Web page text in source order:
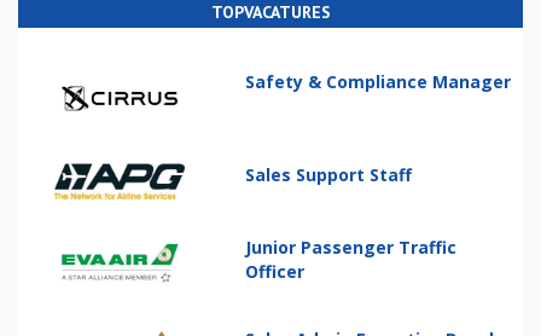
TOPVACATURES
Safety & Compliance Manager
Sales Support Staff
Junior Passenger Traffic
Officer